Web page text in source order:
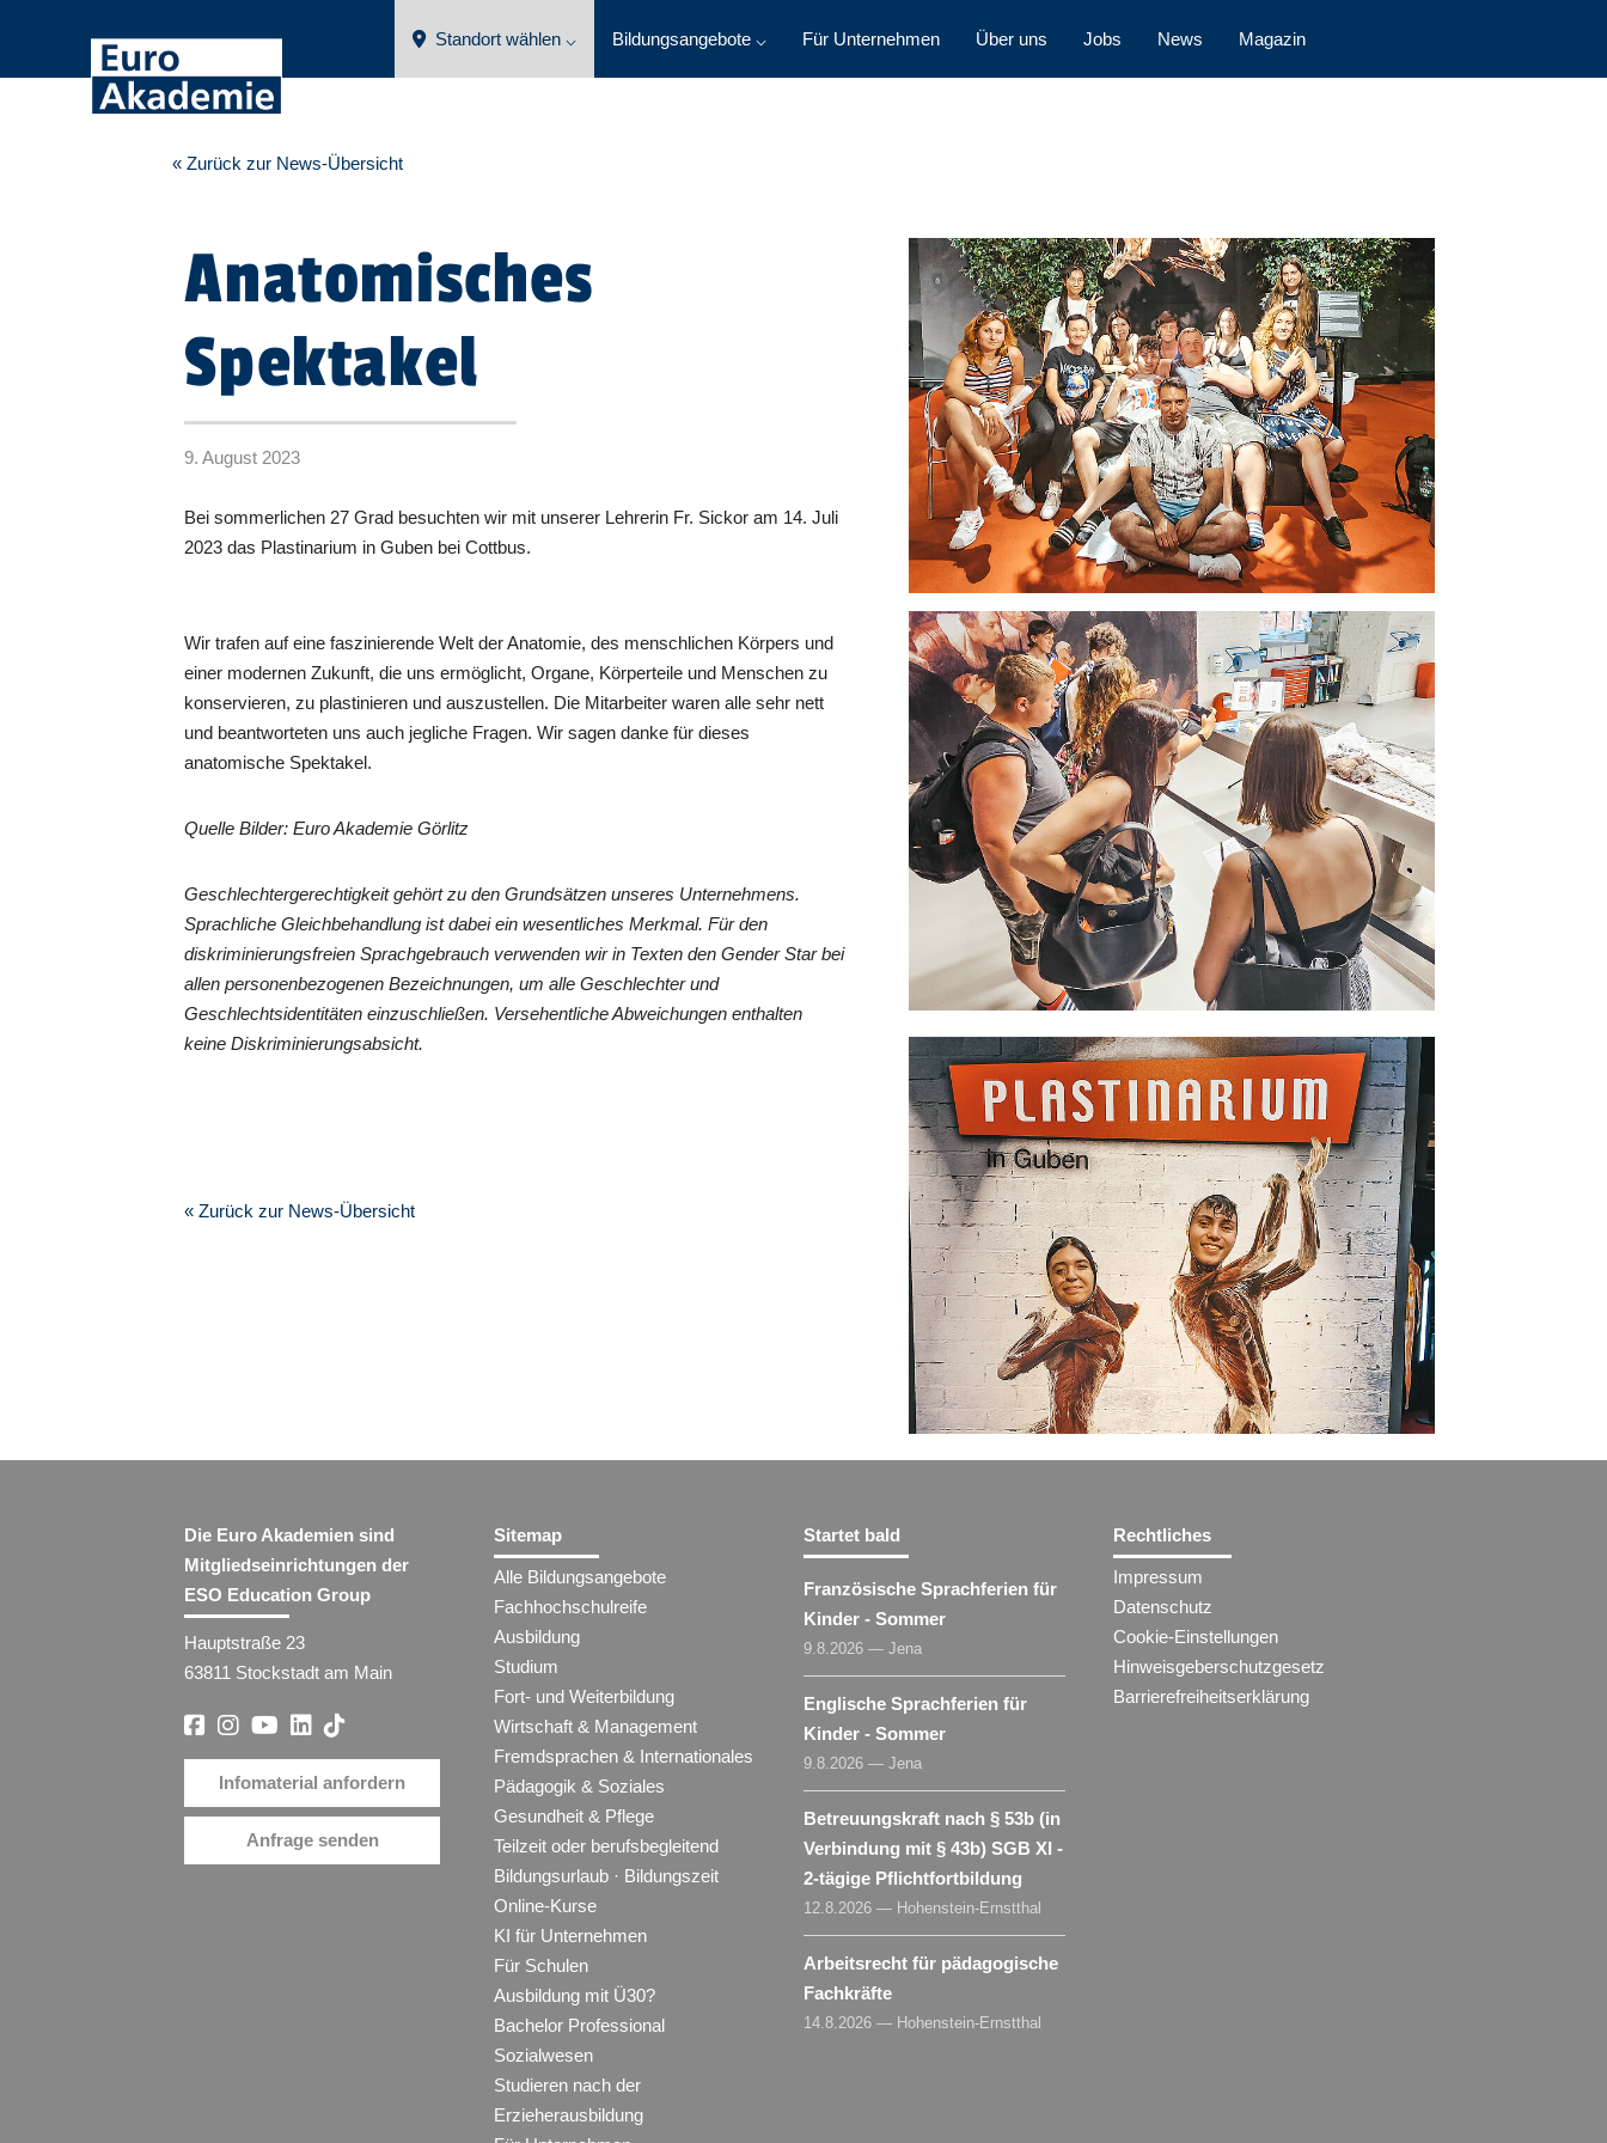
Standort wählen ⌵ Bildungsangebote ⌵ Für Unternehmen Über uns Jobs News Magazin
« Zurück zur News-Übersicht
Anatomisches
Spektakel
9. August 2023
Bei sommerlichen 27 Grad besuchten wir mit unserer Lehrerin Fr. Sickor am 14. Juli
2023 das Plastinarium in Guben bei Cottbus.
Wir trafen auf eine faszinierende Welt der Anatomie, des menschlichen Körpers und
einer modernen Zukunft, die uns ermöglicht, Organe, Körperteile und Menschen zu
konservieren, zu plastinieren und auszustellen. Die Mitarbeiter waren alle sehr nett
und beantworteten uns auch jegliche Fragen. Wir sagen danke für dieses
anatomische Spektakel.
Quelle Bilder: Euro Akademie Görlitz
Geschlechtergerechtigkeit gehört zu den Grundsätzen unseres Unternehmens.
Sprachliche Gleichbehandlung ist dabei ein wesentliches Merkmal. Für den
diskriminierungsfreien Sprachgebrauch verwenden wir in Texten den Gender Star bei
allen personenbezogenen Bezeichnungen, um alle Geschlechter und
Geschlechtsidentitäten einzuschließen. Versehentliche Abweichungen enthalten
keine Diskriminierungsabsicht.
« Zurück zur News-Übersicht
Die Euro Akademien sind
Mitgliedseinrichtungen der
ESO Education Group
Hauptstraße 23
63811 Stockstadt am Main
Infomaterial anfordern
Anfrage senden
Sitemap
Alle Bildungsangebote
Fachhochschulreife
Ausbildung
Studium
Fort- und Weiterbildung
Wirtschaft & Management
Fremdsprachen & Internationales
Pädagogik & Soziales
Gesundheit & Pflege
Teilzeit oder berufsbegleitend
Bildungsurlaub · Bildungszeit
Online-Kurse
KI für Unternehmen
Für Schulen
Ausbildung mit Ü30?
Bachelor Professional
Sozialwesen
Studieren nach der
Erzieherausbildung
Startet bald
Französische Sprachferien für
Kinder - Sommer
9.8.2026 — Jena
Englische Sprachferien für
Kinder - Sommer
9.8.2026 — Jena
Betreuungskraft nach § 53b (in
Verbindung mit § 43b) SGB XI -
2-tägige Pflichtfortbildung
12.8.2026 — Hohenstein-Ernstthal
Arbeitsrecht für pädagogische
Fachkräfte
14.8.2026 — Hohenstein-Ernstthal
Rechtliches
Impressum
Datenschutz
Cookie-Einstellungen
Hinweisgeberschutzgesetz
Barrierefreiheitserklärung